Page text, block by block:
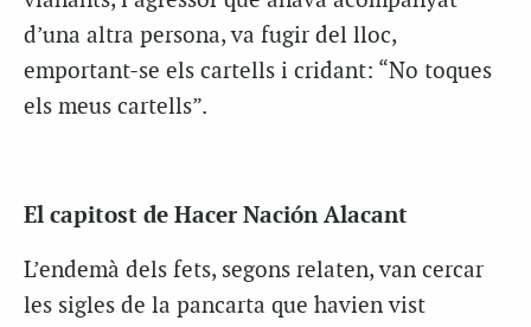
d’una altra persona, va fugir del lloc,
emportant-se els cartells i cridant: “No toques
els meus cartells”.
El capitost de Hacer Nación Alacant
L’endemà dels fets, segons relaten, van cercar
les sigles de la pancarta que havien vist